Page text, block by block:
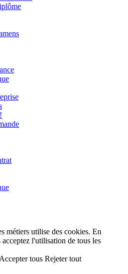
métiers utilise des cookies. En
l'utilisation de tous les
Accepter tous Rejeter tout